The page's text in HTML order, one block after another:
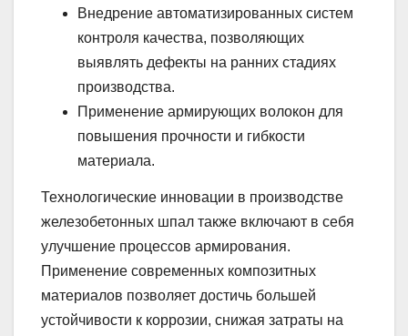
Внедрение автоматизированных систем
контроля качества, позволяющих
выявлять дефекты на ранних стадиях
производства.
Применение армирующих волокон для
повышения прочности и гибкости
материала.
Технологические инновации в производстве
железобетонных шпал также включают в себя
улучшение процессов армирования.
Применение современных композитных
материалов позволяет достичь большей
устойчивости к коррозии, снижая затраты на